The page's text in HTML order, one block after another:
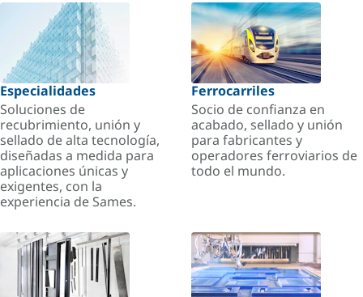
Especialidades
Soluciones de
recubrimiento, unión y
sellado de alta tecnología,
diseñadas a medida para
aplicaciones únicas y
exigentes, con la
experiencia de Sames.
Ferrocarriles
Socio de confianza en
acabado, sellado y unión
para fabricantes y
operadores ferroviarios de
todo el mundo.